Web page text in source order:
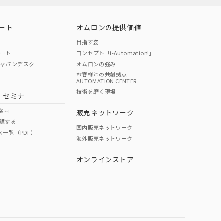
ト
ト
パンデスク
セミナ
内
する
覧（PDF）
オムロンの提供価値
目指す姿
コンセプト「i-Automation!」
オムロンの強み
お客様との共創拠点
AUTOMATION CENTER
技術を磨く現場
販売ネットワーク
国内販売ネットワーク
海外販売ネットワーク
オンラインストア